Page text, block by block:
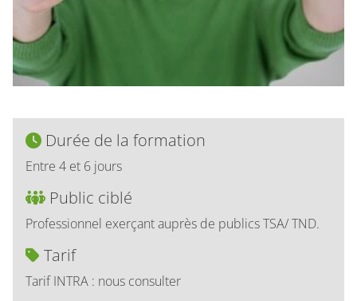
Durée de la formation
Entre 4 et 6 jours
Public ciblé
Professionnel exerçant auprès de publics TSA/ TND.
Tarif
Tarif INTRA : nous consulter